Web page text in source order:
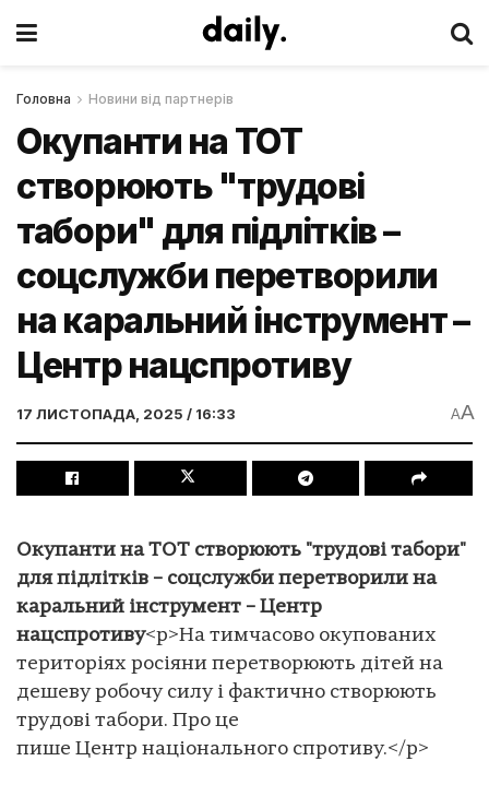
Головна Новини від партнерів
Окупанти на ТОТ
створюють "трудові
табори" для підлітків –
соцслужби перетворили
на каральний інструмент –
Центр нацспротиву
17 ЛИСТОПАДА, 2025 / 16:33 AA
Окупанти на ТОТ створюють "трудові табори"
для підлітків – соцслужби перетворили на
каральний інструмент – Центр
нацспротиву<p>На тимчасово окупованих
територіях росіяни перетворюють дітей на
дешеву робочу силу і фактично створюють
трудові табори. Про це
пише Центр національного спротиву.</p>